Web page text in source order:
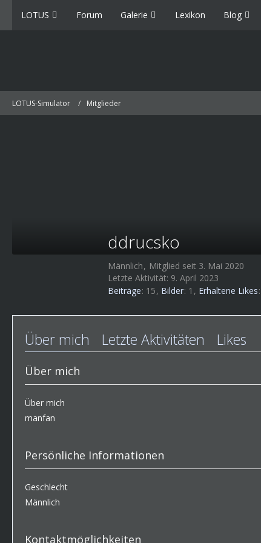
LOTUS Forum Galerie Lexikon Blog
LOTUS-Simulator Mitglieder
ddrucsko
Männlich
Mitglied seit 3. Mai 2020
Letzte Aktivität: 9. April 2023
Beiträge 15 Bilder 1 Erhaltene Likes
Über mich Letzte Aktivitäten Likes
Über mich
Über mich
manfan
Persönliche Informationen
Geschlecht
Männlich
Kontaktmöglichkeiten